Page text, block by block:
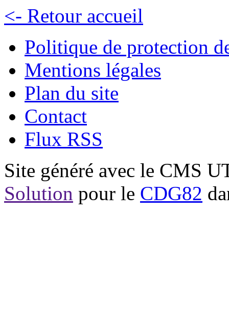
<- Retour accueil
Politique de protection
Mentions légales
Plan du site
Contact
Flux RSS
Site généré avec le CMS
Solution pour le CDG82